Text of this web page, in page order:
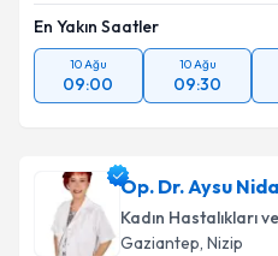
En Yakın Saatler
10 Ağu
09:00
10 Ağu
09:30
Op. Dr. Aysu
Kadın Hastalıkları
Gaziantep, Nizip